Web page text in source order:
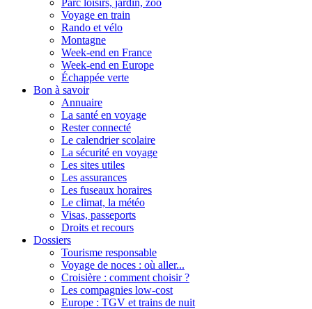
Parc loisirs, jardin, zoo
Voyage en train
Rando et vélo
Montagne
Week-end en France
Week-end en Europe
Échappée verte
Bon à savoir
Annuaire
La santé en voyage
Rester connecté
Le calendrier scolaire
La sécurité en voyage
Les sites utiles
Les assurances
Les fuseaux horaires
Le climat, la météo
Visas, passeports
Droits et recours
Dossiers
Tourisme responsable
Voyage de noces : où aller...
Croisière : comment choisir ?
Les compagnies low-cost
Europe : TGV et trains de nuit